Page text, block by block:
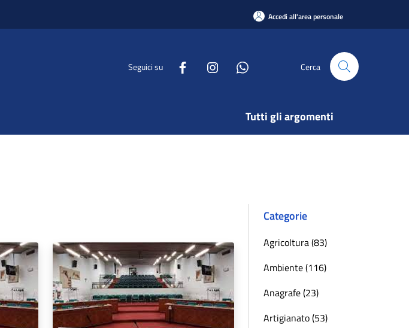
Accedi all'area personale
Seguici su Cerca
Tutti gli argomenti
Categorie
Agricoltura (83)
Ambiente (116)
Anagrafe (23)
Artigianato (53)